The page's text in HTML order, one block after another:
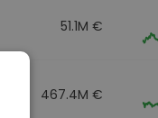
51.1M €
467.4M €